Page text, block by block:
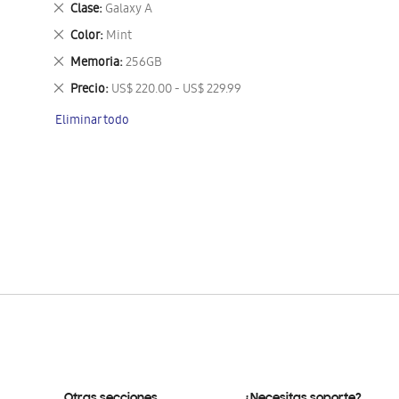
Clase Galaxy A
Eliminar
este
artículo
Color Mint
Eliminar
este
artículo
Memoria 256GB
Eliminar
este
artículo
Precio US$ 220.00 - US$ 229.99
Eliminar
artículo
Eliminar todo